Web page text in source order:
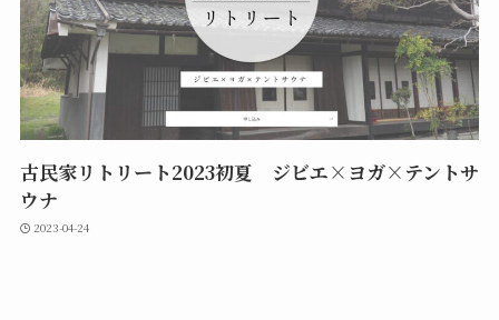
古民家リトリート2023初夏 ジビエ×ヨガ×テントサ
ウナ
2023-04-24